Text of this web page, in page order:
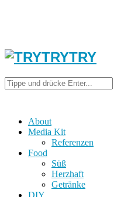
About
Media Kit
Referenzen
Food
Süß
Herzhaft
Getränke
DIY